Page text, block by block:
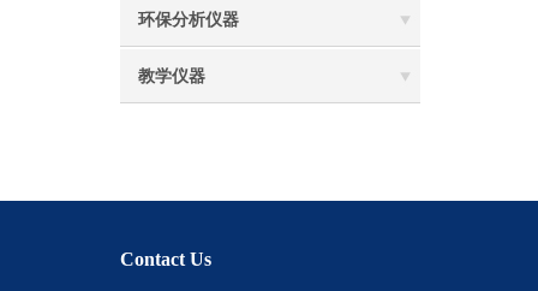
环保分析仪器
教学仪器
Contact Us